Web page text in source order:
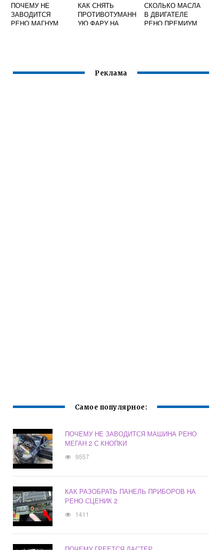
ПОЧЕМУ НЕ
ЗАВОДИТСЯ
РЕНО МАГНУМ
КАК СНЯТЬ
ПРОТИВОТУМАНН
УЮ ФАРУ НА
СКОЛЬКО МАСЛА
В ДВИГАТЕЛЕ
РЕНО ПРЕМИУМ
Реклама
Самое популярное:
ПОЧЕМУ НЕ ЗАВОДИТСЯ МАШИНА РЕНО
МЕГАН 2 С КНОПКИ
9557
КАК РАЗОБРАТЬ ПАНЕЛЬ ПРИБОРОВ НА
РЕНО СЦЕНИК 2
1411